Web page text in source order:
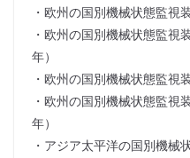
・欧州の国別機械状態監視
・欧州の国別機械状態監
年）
・欧州の国別機械状態監視
・欧州の国別機械状態監視
年）
・アジア太平洋の国別機械